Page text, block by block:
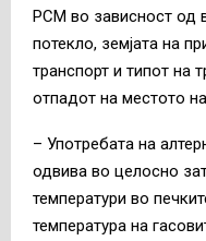
РСМ во зависност од
потекло, земјата на
транспорт и типот на
отпадот на местото
– Употребата на
одвива во целосно
температури во
температура на